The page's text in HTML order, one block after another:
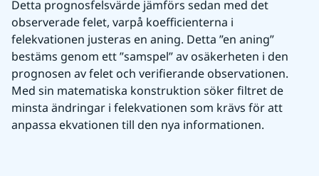
Detta prognosfelsvärde jämförs sedan med det
observerade felet, varpå koefficienterna i
felekvationen justeras en aning. Detta ”en aning”
bestäms genom ett ”samspel” av osäkerheten i den
prognosen av felet och verifierande observationen.
Med sin matematiska konstruktion söker filtret de
minsta ändringar i felekvationen som krävs för att
anpassa ekvationen till den nya informationen.